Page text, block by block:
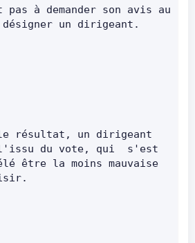
à demander son avis au
résultat, un dirigeant
du vote, qui  s'est
être la moins mauvaise